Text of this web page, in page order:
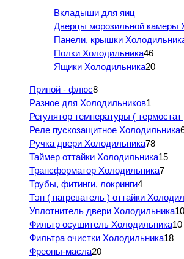
Вкладыши для яиц
Дверцы морозильной камеры
Панели, крышки
Полки Холодильника46
Ящики Холодильника20
Припой - флюс8
Разное для Холодильников1
Регулятор температуры (
Реле пускозащитное Холодильника
Ручка двери Холодильника78
Таймер оттайки Холодильника15
Трансформатор Холодильника7
Трубы, фитинги, локринги4
Тэн ( нагреватель ) оттайки
Уплотнитель двери Холодильника
Фильтр осушитель Холодильника10
Фильтра очистки Холодильника18
Фреоны-масла20